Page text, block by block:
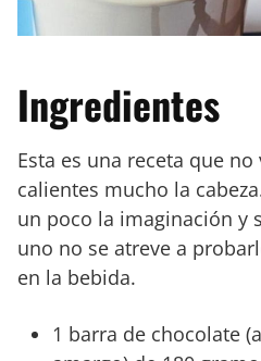
Ingredientes
Esta es una receta que
calientes mucho la
un poco la imaginación y
uno no se atreve a
en la bebida.
1 barra de chocolate